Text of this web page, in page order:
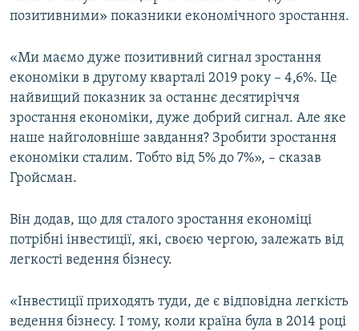
позитивними» показники економічного зростання.
«Ми маємо дуже позитивний сигнал зростання
економіки в другому кварталі 2019 року – 4,6%. Це
найвищий показник за останнє десятиріччя
зростання економіки, дуже добрий сигнал. Але яке
наше найголовніше завдання? Зробити зростання
економіки сталим. Тобто від 5% до 7%», – сказав
Гройсман.
Він додав, що для сталого зростання економіці
потрібні інвестиції, які, своєю чергою, залежать від
легкості ведення бізнесу.
«Інвестиції приходять туди, де є відповідна легкість
ведення бізнесу. І тому, коли країна була в 2014 році